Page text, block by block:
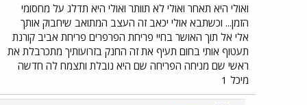
ואולי היא תאחר ואולי לא תוותר ואולי היא תדלג על מחסומי
הזמן... וכשתבא אולי יכאב זה העצב המתואב שיחבוק אותך
אלי אל תוך האושר בחיי פריחת הפרפרים פריחת אביב קורנת
תעטוף אותי בחום תעיף את זה החנק בזרועותיך מתכרבלת את
ראשי שם מניחה הפריחה שם היא נובלת ותצמח לה חדשה
מיכל 1